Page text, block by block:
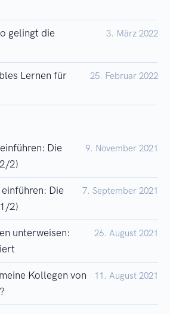
gelingt die
3. März 2022
Lernen für
25. Februar 2022
Die
2)
9. November 2021
Die
2)
7. September 2021
unterweisen:
26. August 2021
Kollegen von
11. August 2021